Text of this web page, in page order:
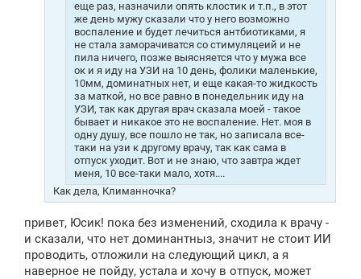
еще раз, назначили опять клостик и т.п., в этот
же день мужу сказали что у него возможно
воспаление и будет лечиться антбиотиками, я
не стала заморачиватся со стимуляцеий и не
пила ничего, позже выясняется что у мужа все
ок и я иду на УЗИ на 10 день, фолики маленькие,
10мм, доминатных нет, и еще какая-то жидкость
за маткой, но все равно в понедельник иду на
УЗИ, так как другая врач сказала моей - такое
бывает и никакое это не воспаление. Нет. моя в
одну душу, все пошло не так, но записала все-
таки на узи к другому врачу, так как сама в
отпуск уходит. Вот и не знаю, что завтра ждет
меня, 10 все-таки мало, хотя....
Как дела, Климанночка?
привет, Юсик! пока без изменений, сходила к врачу -
и сказали, что нет доминантныз, значит не стоит ИИ
проводить, отложили на следующий цикл, а я
наверное не пойду, устала и хочу в отпуск, может